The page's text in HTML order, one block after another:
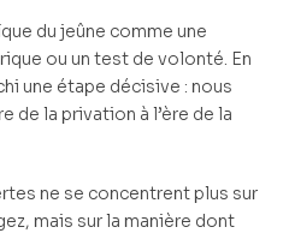
du jeûne comme une
ou un test de volonté. En
une étape décisive : nous
de la privation à l’ère de la
ne se concentrent plus sur
mais sur la manière dont